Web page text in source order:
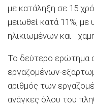
με κατάληξη σε 15
μειωθεί κατά 11%,
ηλικιωμένων και
Το δεύτερο ερώτημα
εργαζομένων-
αριθμός των
ανάγκες όλου του